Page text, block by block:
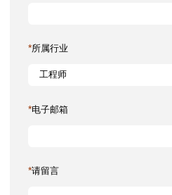
*所属行业
*电子邮箱
*请留言